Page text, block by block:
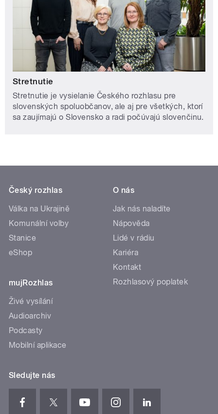
Stretnutie
Stretnutie je vysielanie Českého rozhlasu pre
slovenských spoluobčanov, ale aj pre všetkých, ktorí
sa zaujímajú o Slovensko a radi počúvajú slovenčinu.
Český rozhlas
Válka na Ukrajině
Komunální volby
Stanice
eShop
mujRozhlas
Živé vysílání
Audioarchiv
Podcasty
Mobilní aplikace
O nás
Jak nás naladíte
Nápověda
Lidé v rádiu
Kariéra
Kontakt
Rozhlasový poplatek
Sledujte nás